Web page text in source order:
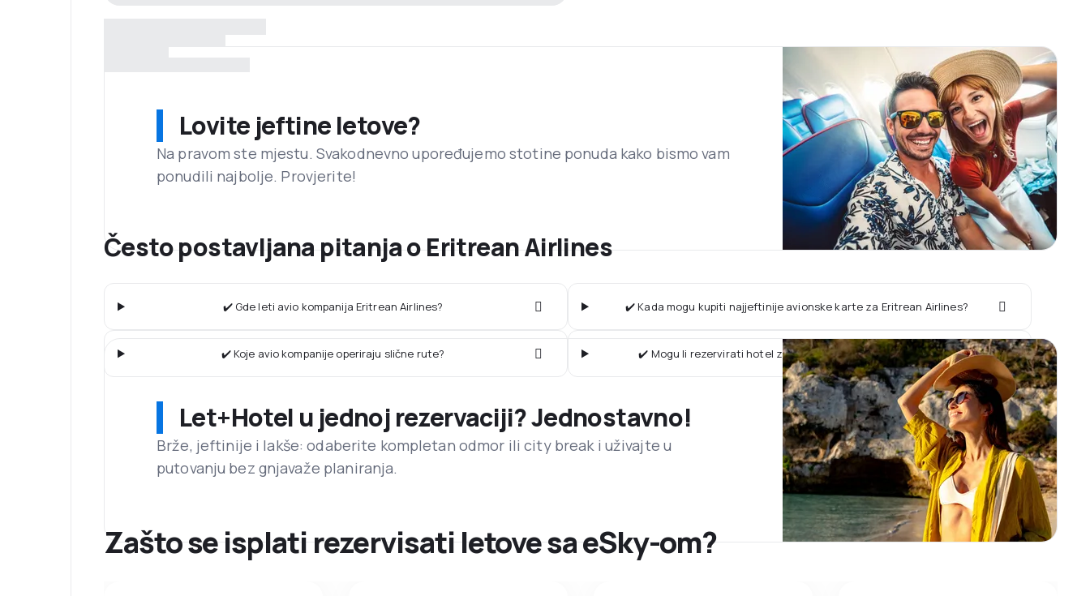
Lovite jeftine letove?
Na pravom ste mjestu. Svakodnevno upoređujemo stotine ponuda kako bismo vam
ponudili najbolje. Provjerite!
Često postavljana pitanja o Eritrean Airlines
✔️ Gde leti avio kompanija Eritrean Airlines? ✔️ Kada mogu kupiti najjeftinije avionske karte za Eritrean Airlines?
✔️ Koje avio kompanije operiraju slične rute? ✔️ Mogu li rezervirati hotel zajedno sa letom Eritrean Airlines?
Let+Hotel u jednoj rezervaciji? Jednostavno!
Brže, jeftinije i lakše: odaberite kompletan odmor ili city break i uživajte u
putovanju bez gnjavaže planiranja.
Zašto se isplati rezervisati letove sa eSky-om?